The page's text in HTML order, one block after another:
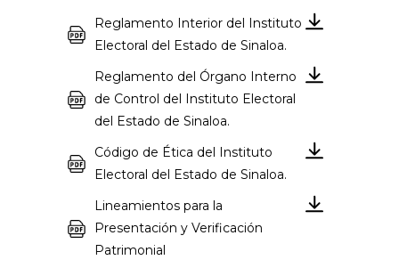
Reglamento Interior del Instituto
Electoral del Estado de Sinaloa.
Reglamento del Órgano Interno
de Control del Instituto Electoral
del Estado de Sinaloa.
Código de Ética del Instituto
Electoral del Estado de Sinaloa.
Lineamientos para la
Presentación y Verificación
Patrimonial